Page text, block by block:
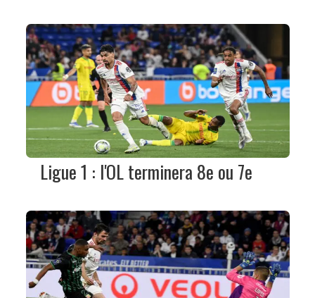
Ligue 1 : l'OL terminera 8e ou 7e